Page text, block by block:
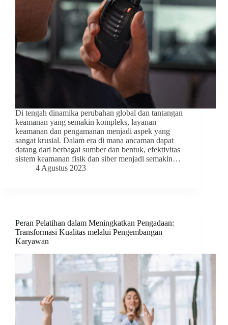
Di tengah dinamika perubahan global dan tantangan
keamanan yang semakin kompleks, layanan
keamanan dan pengamanan menjadi aspek yang
sangat krusial. Dalam era di mana ancaman dapat
datang dari berbagai sumber dan bentuk, efektivitas
sistem keamanan fisik dan siber menjadi semakin…
4 Agustus 2023
Peran Pelatihan dalam Meningkatkan Pengadaan:
Transformasi Kualitas melalui Pengembangan
Karyawan